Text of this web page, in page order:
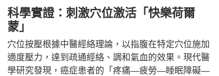
科學實證：刺激穴位激活「快樂荷爾
蒙」
穴位按壓根據中醫經絡理論，以指腹在特定穴位施加
適度壓力，達到疏通經絡、調和氣血的效果。現代醫
學研究發現，癌症患者的「疼痛—疲勞—睡眠障礙—